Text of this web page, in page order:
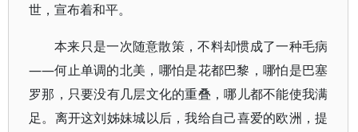
世，宣布着和平。
本来只是一次随意散策，不料却惯成了一种毛病
——何止单调的北美，哪怕是花都巴黎，哪怕是巴塞
罗那，只要没有几层文化的重叠，哪儿都不能使我满
足。离开这刘姊妹城以后，我给自己喜爱的欧洲，提